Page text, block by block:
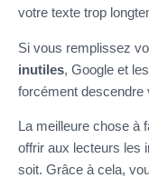
votre texte trop
Si vous remplissez
inutiles, Google et
forcément descendre
La meilleure chose à
offrir aux lecteurs les
soit. Grâce à cela,